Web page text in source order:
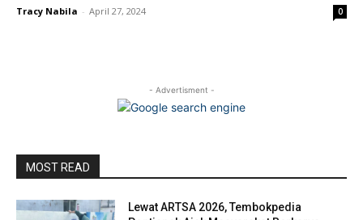
Tracy Nabila - April 27, 2024 0
- Advertisment -
MOST READ
Lewat ARTSA 2026, Tembokpedia